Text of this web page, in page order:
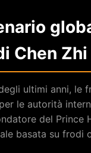
Chen
ultimi anni, le
le autorità
del Prince
basata su frodi